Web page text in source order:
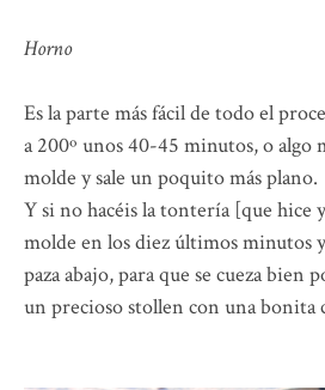
Horno
Es la parte más fácil de todo el
a 200º unos 40-45 minutos, o algo
molde y sale un poquito más plano.
Y si no hacéis la tontería [que hice
molde en los diez últimos minutos
paza abajo, para que se cueza bien
un precioso stollen con una bonita